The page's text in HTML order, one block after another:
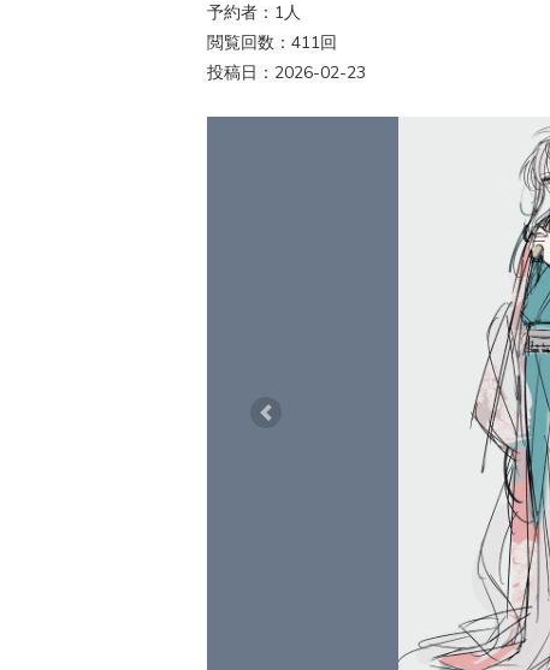
予約者：1人
閲覧回数：411回
投稿日：2026-02-23
Previous